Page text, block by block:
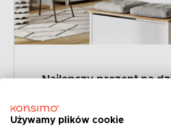
Najlepszy prezent na
Używamy plików cookie